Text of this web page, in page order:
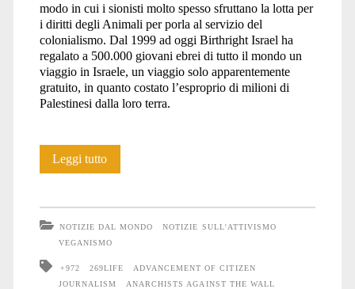
modo in cui i sionisti molto spesso sfruttano la lotta per
i diritti degli Animali per porla al servizio del
colonialismo. Dal 1999 ad oggi Birthright Israel ha
regalato a 500.000 giovani ebrei di tutto il mondo un
viaggio in Israele, un viaggio solo apparentemente
gratuito, in quanto costato l’esproprio di milioni di
Palestinesi dalla loro terra.
Leggi tuttoL’apartheid
vegano
NOTIZIE DAL MONDO
NOTIZIE SULL'ATTIVISMO
VEGANISMO
+972 269LIFE
ADVANCEMENT OF CITIZEN
JOURNALISM
ANARCHISTS AGAINST THE WALL